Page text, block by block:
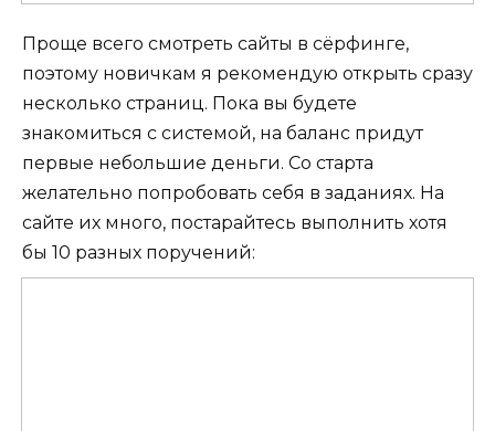
Проще всего смотреть сайты в сёрфинге,
поэтому новичкам я рекомендую открыть сразу
несколько страниц. Пока вы будете
знакомиться с системой, на баланс придут
первые небольшие деньги. Со старта
желательно попробовать себя в заданиях. На
сайте их много, постарайтесь выполнить хотя
бы 10 разных поручений: